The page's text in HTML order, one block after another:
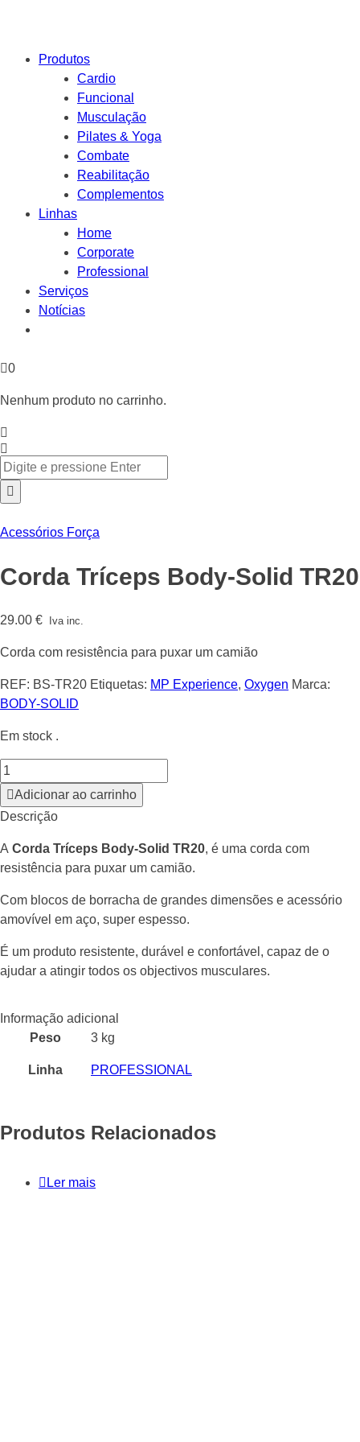
Produtos
Cardio
Funcional
Musculação
Pilates & Yoga
Combate
Reabilitação
Complementos
Linhas
Home
Corporate
Professional
Serviços
Notícias
0
Nenhum produto no carrinho.
Acessórios Força
Corda Tríceps Body-Solid TR20
29.00 € Iva inc.
Corda com resistência para puxar um camião
REF: BS-TR20 Etiquetas: MP Experience, Oxygen Marca:
BODY-SOLID
Em stock .
Adicionar ao carrinho
Descrição
A Corda Tríceps Body-Solid TR20, é uma corda com
resistência para puxar um camião.
Com blocos de borracha de grandes dimensões e acessório
amovível em aço, super espesso.
É um produto resistente, durável e confortável, capaz de o
ajudar a atingir todos os objectivos musculares.
Informação adicional
Peso
3 kg
Linha PROFESSIONAL
Produtos Relacionados
Ler mais